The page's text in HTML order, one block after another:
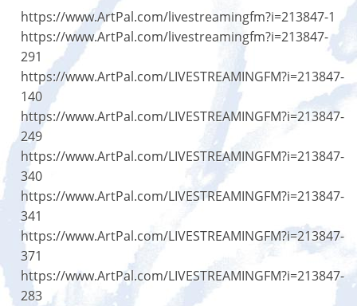
https://www.ArtPal.com/livestreamingfm?i=213847-1
https://www.ArtPal.com/livestreamingfm?i=213847-
291
https://www.ArtPal.com/LIVESTREAMINGFM?i=213847-
140
https://www.ArtPal.com/LIVESTREAMINGFM?i=213847-
249
https://www.ArtPal.com/LIVESTREAMINGFM?i=213847-
340
https://www.ArtPal.com/LIVESTREAMINGFM?i=213847-
341
https://www.ArtPal.com/LIVESTREAMINGFM?i=213847-
371
https://www.ArtPal.com/LIVESTREAMINGFM?i=213847-
283